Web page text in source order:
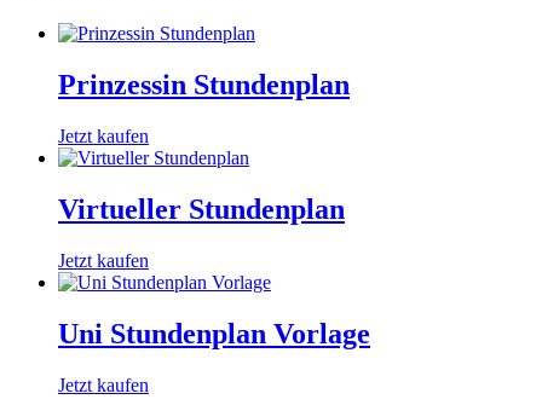
Prinzessin Stundenplan
Jetzt kaufen
Virtueller Stundenplan​
Jetzt kaufen
Uni Stundenplan Vorlage​
Jetzt kaufen